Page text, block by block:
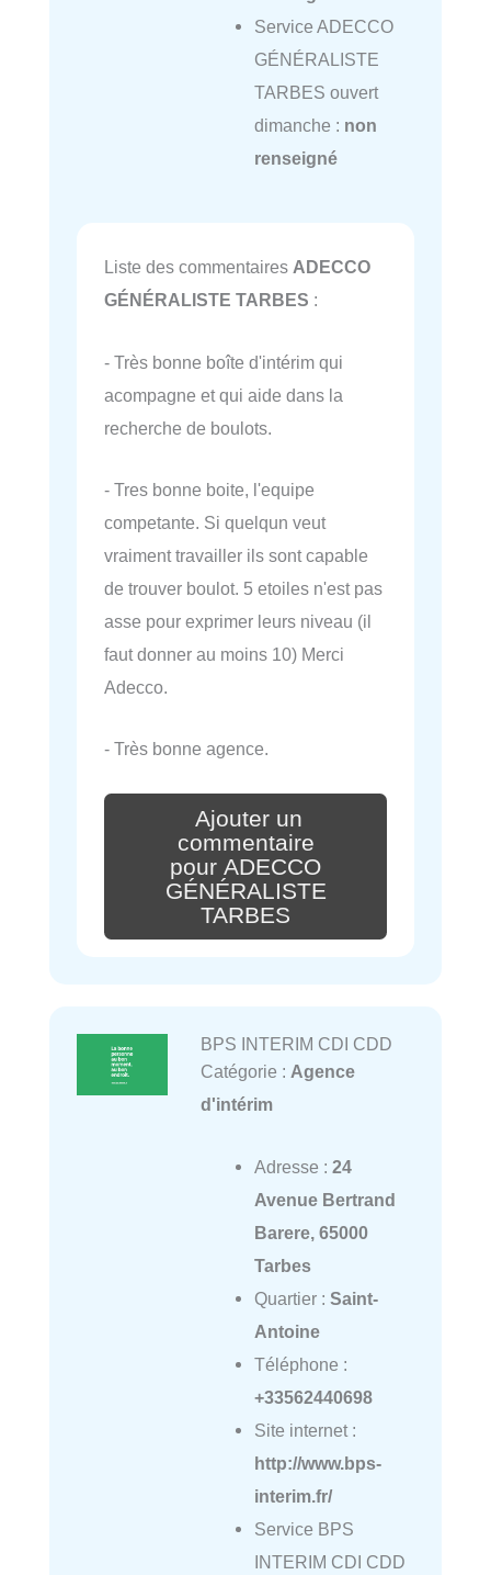
Service ADECCO
GÉNÉRALISTE
TARBES ouvert
dimanche : non
renseigné
Liste des commentaires ADECCO
GÉNÉRALISTE TARBES :
- Très bonne boîte d'intérim qui
acompagne et qui aide dans la
recherche de boulots.
- Tres bonne boite, l'equipe
competante. Si quelqun veut
vraiment travailler ils sont capable
de trouver boulot. 5 etoiles n'est pas
asse pour exprimer leurs niveau (il
faut donner au moins 10) Merci
Adecco.
- Très bonne agence.
Ajouter un
commentaire
pour ADECCO
GÉNÉRALISTE
TARBES
BPS INTERIM CDI CDD
Catégorie : Agence
d'intérim
Adresse : 24
Avenue Bertrand
Barere, 65000
Tarbes
Quartier : Saint-
Antoine
Téléphone :
+33562440698
Site internet :
http://www.bps-
interim.fr/
Service BPS
INTERIM CDI CDD